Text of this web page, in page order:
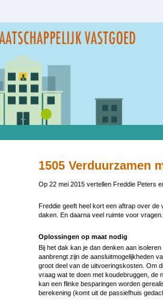
1505 Verduurzamen
Op 22 mei 2015 vertellen Freddie Peters
Freddie geeft heel kort een aftrap over de
daken. En daarna veel ruimte voor vragen.
Oplossingen op maat nodig
Bij het dak kan je dan denken aan
aanbrengt zijn de aansluitmogelijkheden
groot deel van de uitvoeringskosten. Om
vraag wat te doen met koudebruggen, de
kan een flinke besparingen worden
berekening (komt uit de passiefhuis